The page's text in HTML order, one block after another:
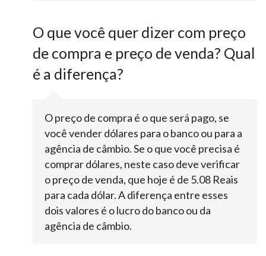
O que você quer dizer com preço
de compra e preço de venda? Qual
é a diferença?
O preço de compra é o que será pago, se
você vender dólares para o banco ou para a
agência de câmbio. Se o que você precisa é
comprar dólares, neste caso deve verificar
o preço de venda, que hoje é de 5.08 Reais
para cada dólar. A diferença entre esses
dois valores é o lucro do banco ou da
agência de câmbio.